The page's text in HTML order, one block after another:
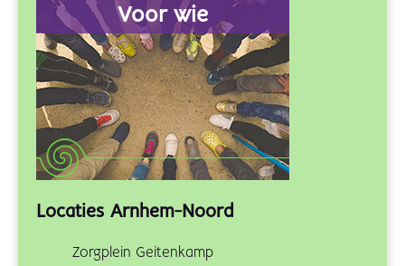
Voor wie
Locaties Arnhem-Noord
Zorgplein Geitenkamp